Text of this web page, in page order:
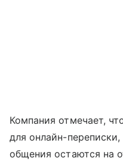
Компания отмечает,
для онлайн-
общения остаются на